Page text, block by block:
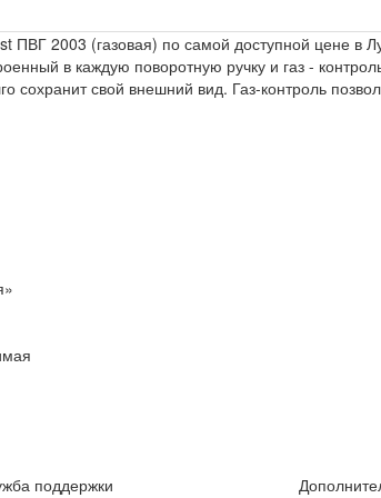
ПВГ 2003 (газовая) по самой доступной цене в
в каждую поворотную ручку и газ -
сохранит свой внешний вид. Газ-контроль
поддержки